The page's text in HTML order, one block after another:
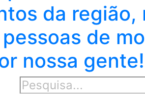
da região,
de
nossa gente!